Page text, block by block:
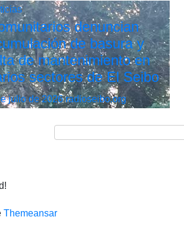
denuncian
de basura y
de mantenimiento en
sectores de El Seibo
julio de 2026radioseibo.org
Themeansar